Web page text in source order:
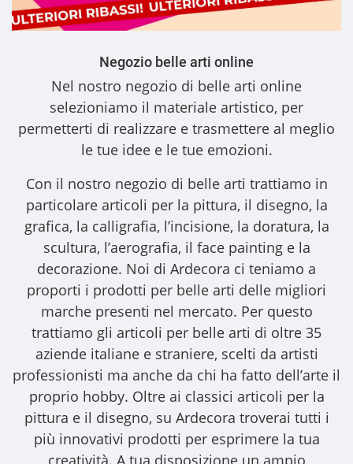
Negozio belle arti online
Nel nostro negozio di belle arti online
selezioniamo il materiale artistico, per
permetterti di realizzare e trasmettere al meglio
le tue idee e le tue emozioni.
Con il nostro negozio di belle arti trattiamo in
particolare articoli per la pittura, il disegno, la
grafica, la calligrafia, l’incisione, la doratura, la
scultura, l’aerografia, il face painting e la
decorazione. Noi di Ardecora ci teniamo a
proporti i prodotti per belle arti delle migliori
marche presenti nel mercato. Per questo
trattiamo gli articoli per belle arti di oltre 35
aziende italiane e straniere, scelti da artisti
professionisti ma anche da chi ha fatto dell’arte il
proprio hobby. Oltre ai classici articoli per la
pittura e il disegno, su Ardecora troverai tutti i
più innovativi prodotti per esprimere la tua
creatività. A tua disposizione un ampio